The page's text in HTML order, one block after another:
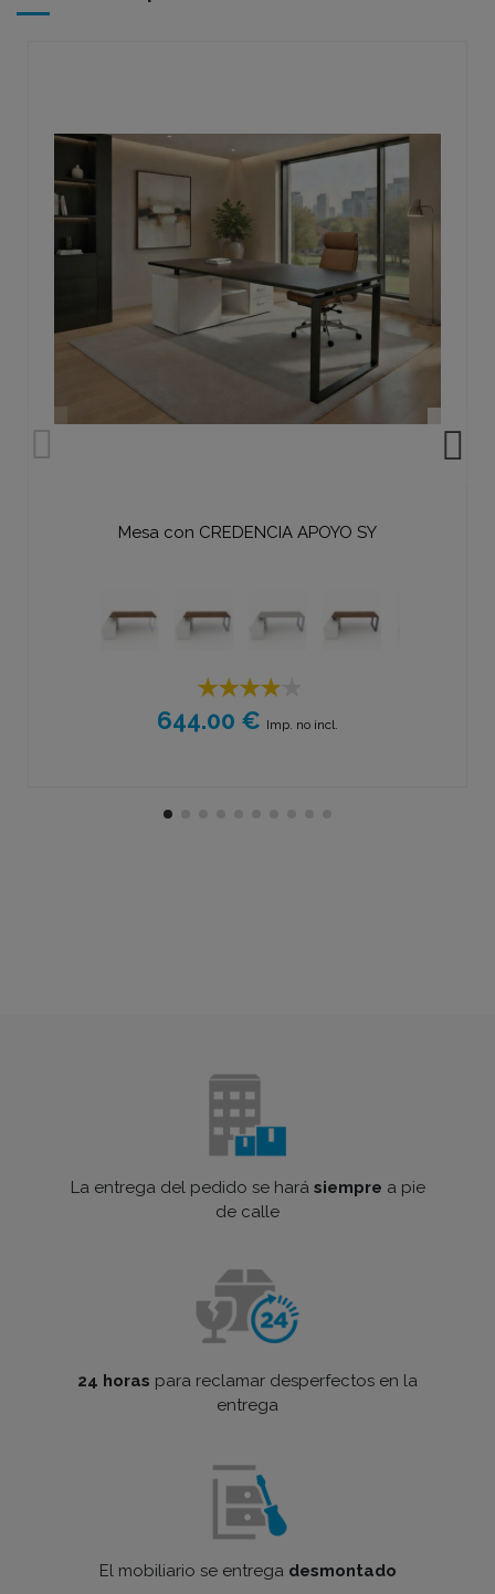
Mesa con CREDENCIA APOYO SY
644.00 € Imp. no incl.
La entrega del pedido se hará siempre a pie
de calle
24 horas para reclamar desperfectos en la
entrega
El mobiliario se entrega desmontado